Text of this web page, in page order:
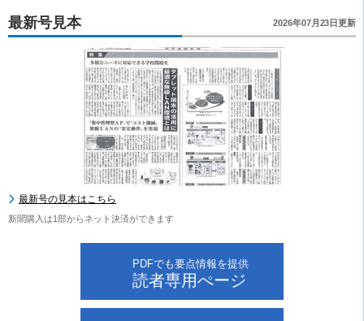
最新号見本 2026年07月23日更新
最新号の見本はこちら
新聞購入は1部からネット決済ができます
PDFでも要点情報を提供
読者専用ぺージ